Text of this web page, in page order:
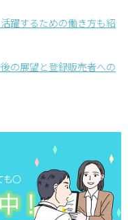
躍するための働き方も紹
の展望と登録販売者への